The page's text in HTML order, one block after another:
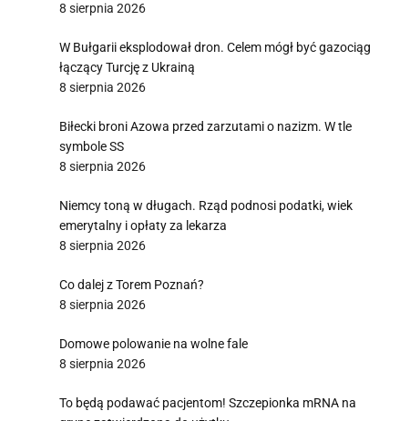
8 sierpnia 2026
W Bułgarii eksplodował dron. Celem mógł być gazociąg
łączący Turcję z Ukrainą
8 sierpnia 2026
Biłecki broni Azowa przed zarzutami o nazizm. W tle
symbole SS
8 sierpnia 2026
Niemcy toną w długach. Rząd podnosi podatki, wiek
emerytalny i opłaty za lekarza
8 sierpnia 2026
Co dalej z Torem Poznań?
8 sierpnia 2026
Domowe polowanie na wolne fale
8 sierpnia 2026
To będą podawać pacjentom! Szczepionka mRNA na